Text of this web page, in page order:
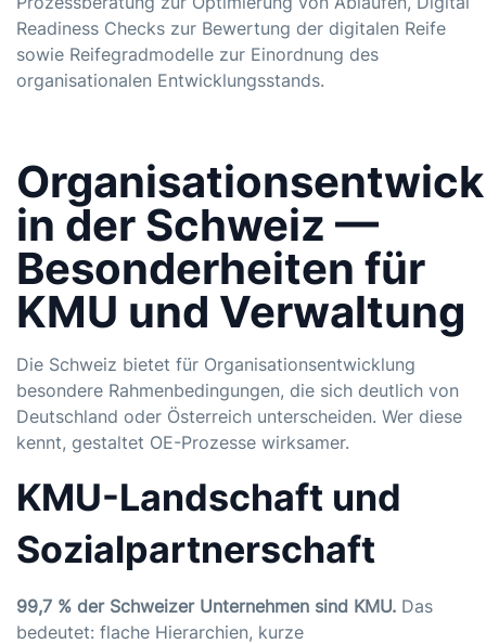
Readiness Checks zur Bewertung der digitalen Reife
sowie Reifegradmodelle zur Einordnung des
organisationalen Entwicklungsstands.
in der Schweiz —
Besonderheiten für
KMU und Verwaltung
Die Schweiz bietet für Organisationsentwicklung
besondere Rahmenbedingungen, die sich deutlich von
Deutschland oder Österreich unterscheiden. Wer diese
kennt, gestaltet OE-Prozesse wirksamer.
KMU-Landschaft und
Sozialpartnerschaft
99,7 % der Schweizer Unternehmen sind KMU. Das
bedeutet: flache Hierarchien, kurze